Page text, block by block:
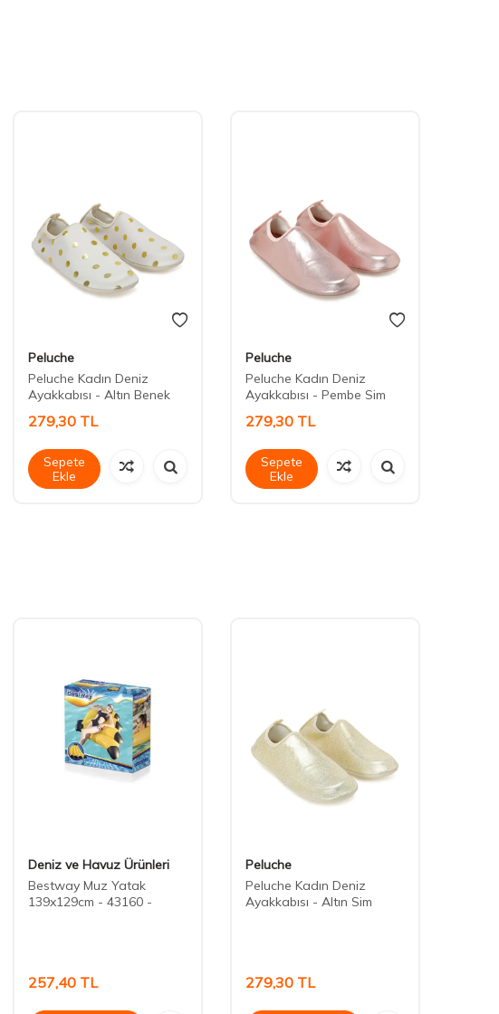
Peluche
Peluche Kadın Deniz
Ayakkabısı - Altın Benek
279,30 TL
Sepete
Ekle
Peluche
Peluche Kadın Deniz
Ayakkabısı - Pembe Sim
279,30 TL
Sepete
Ekle
Deniz ve Havuz Ürünleri
Bestway Muz Yatak
139x129cm - 43160 -
257,40 TL
Peluche
Peluche Kadın Deniz
Ayakkabısı - Altın Sim
279,30 TL